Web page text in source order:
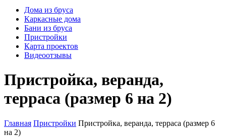
Дома из бруса
Каркасные дома
Бани из бруса
Пристройки
Карта проектов
Видеоотзывы
Пристройка, веранда,
терраса (размер 6 на 2)
Главная Пристройки Пристройка, веранда, терраса (размер 6
на 2)